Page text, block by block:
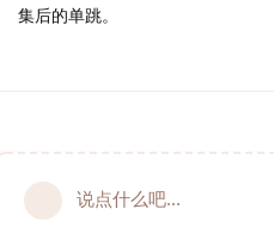
集后的单跳。
说点什么吧...